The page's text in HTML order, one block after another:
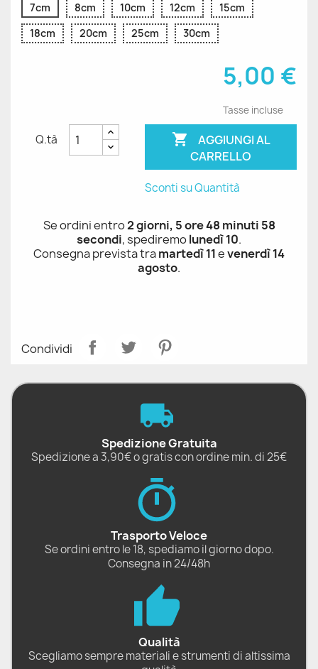
7cm 8cm 10cm 12cm
15cm
18cm
20cm 25cm 30cm
5,00 €
Tasse incluse
Q.tà 
CARRELLO
Sconti su Quantità
Se ordini entro2 giorni, 5 ore 48 minuti 58
secondi, spediremolunedì 10.
Consegna prevista tramartedì 11evenerdì 14
agosto.
Condividi
Spedizione Gratuita
Spedizione a 3,90€ o gratis con ordine min. di 25€
Trasporto Veloce
Se ordini entro le 18, spediamo il giorno dopo.
Consegna in 24/48h
Qualità
Scegliamo sempre materiali e strumenti di altissima